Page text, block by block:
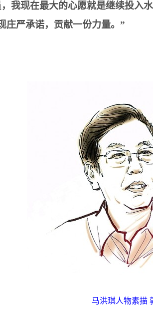
我现在最大的心愿就是继续投入
严承诺，贡献一份力量。”
马洪琪人物素描